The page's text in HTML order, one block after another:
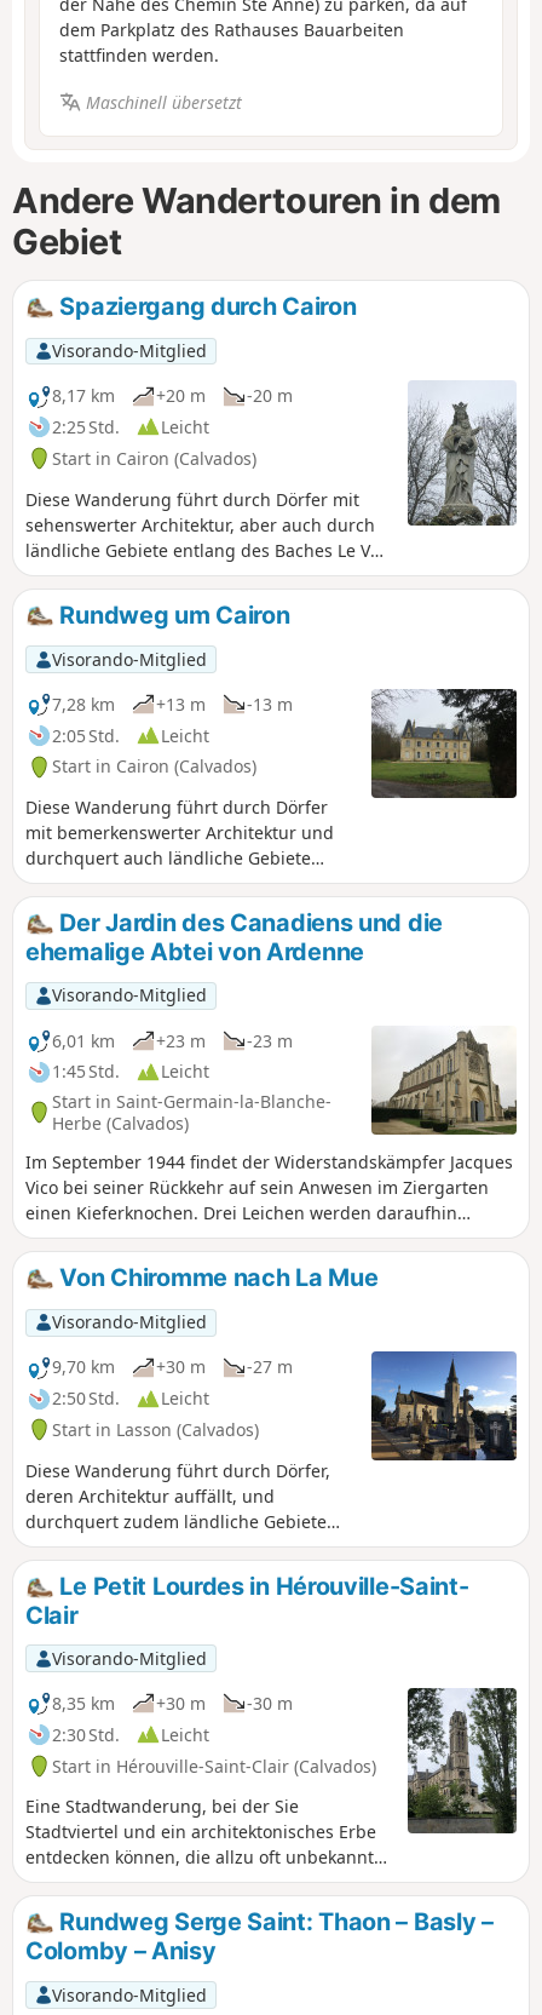
dem Parkplatz des Rathauses Bauarbeiten
stattfinden werden.
Maschinell übersetzt
Andere Wandertouren in dem
Gebiet
Spaziergang durch Cairon
Visorando-Mitglied
8,17 km
+20 m
-20 m
2:25 Std.
Leicht
Start in Cairon (Calvados)
Diese Wanderung führt durch Dörfer mit
sehenswerter Architektur, aber auch durch
ländliche Gebiete entlang des Baches Le Vey
und des Flusses La Mue.
Rundweg um Cairon
Visorando-Mitglied
7,28 km
+13 m
-13 m
2:05 Std.
Leicht
Start in Cairon (Calvados)
Diese Wanderung führt durch Dörfer
mit bemerkenswerter Architektur und
durchquert auch ländliche Gebiete
entlang des Vey und der Mue.
Der Jardin des Canadiens und die
ehemalige Abtei von Ardenne
Visorando-Mitglied
6,01 km
+23 m
-23 m
1:45 Std.
Leicht
Start in Saint-Germain-la-Blanche-
Herbe (Calvados)
Im September 1944 findet der Widerstandskämpfer Jacques
Vico bei seiner Rückkehr auf sein Anwesen im Ziergarten
einen Kieferknochen. Drei Leichen werden daraufhin
lokalisiert, und im folgenden Frühjahr werden siebzehn
weitere gefunden. Diese kanadischen Soldaten, die im
Inneren der Abteikirche brutal verhört worden waren,
wurden am 7. und 8. Juni ermordet. Ihre Namen sind auf
dem Denkmal verzeichnet, das 1984 zu ihrem Gedenken
errichtet wurde.
Von Chiromme nach La Mue
Visorando-Mitglied
9,70 km
+30 m
-27 m
2:50 Std.
Leicht
Start in Lasson (Calvados)
Diese Wanderung führt durch Dörfer,
deren Architektur auffällt, und
durchquert zudem ländliche Gebiete
entlang des Chiromme und der Mue.
Le Petit Lourdes in Hérouville-Saint-
Clair
Visorando-Mitglied
8,35 km
+30 m
-30 m
2:30 Std.
Leicht
Start in Hérouville-Saint-Clair (Calvados)
Eine Stadtwanderung, bei der Sie
Stadtviertel und ein architektonisches Erbe
entdecken können, die allzu oft unbekannt
sind.
Rundweg Serge Saint: Thaon – Basly –
Colomby – Anisy
Visorando-Mitglied